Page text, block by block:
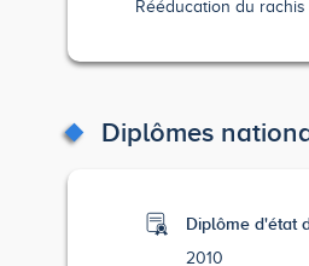
Rééducation du rachis
Diplômes
Diplôme d'état
2010